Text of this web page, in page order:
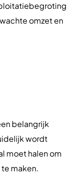
omzet en
belangrijk
wordt
moet halen om
maken.